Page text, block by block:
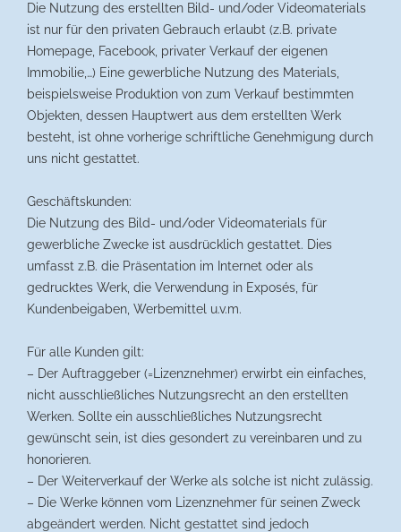
Die Nutzung des erstellten Bild- und/oder Videomaterials
ist nur für den privaten Gebrauch erlaubt (z.B. private
Homepage, Facebook, privater Verkauf der eigenen
Immobilie,…) Eine gewerbliche Nutzung des Materials,
beispielsweise Produktion von zum Verkauf bestimmten
Objekten, dessen Hauptwert aus dem erstellten Werk
besteht, ist ohne vorherige schriftliche Genehmigung durch
uns nicht gestattet.
Geschäftskunden:
Die Nutzung des Bild- und/oder Videomaterials für
gewerbliche Zwecke ist ausdrücklich gestattet. Dies
umfasst z.B. die Präsentation im Internet oder als
gedrucktes Werk, die Verwendung in Exposés, für
Kundenbeigaben, Werbemittel u.v.m.
Für alle Kunden gilt:
– Der Auftraggeber (=Lizenznehmer) erwirbt ein einfaches,
nicht ausschließliches Nutzungsrecht an den erstellten
Werken. Sollte ein ausschließliches Nutzungsrecht
gewünscht sein, ist dies gesondert zu vereinbaren und zu
honorieren.
– Der Weiterverkauf der Werke als solche ist nicht zulässig.
– Die Werke können vom Lizenznehmer für seinen Zweck
abgeändert werden. Nicht gestattet sind jedoch